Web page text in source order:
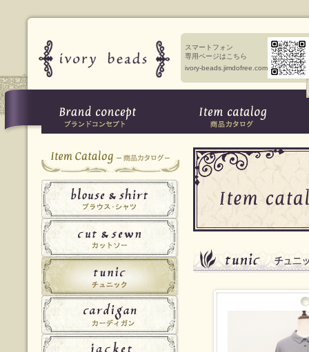
スマートフォン
専用ページはこちら
ivory-beads.jimdofree.com